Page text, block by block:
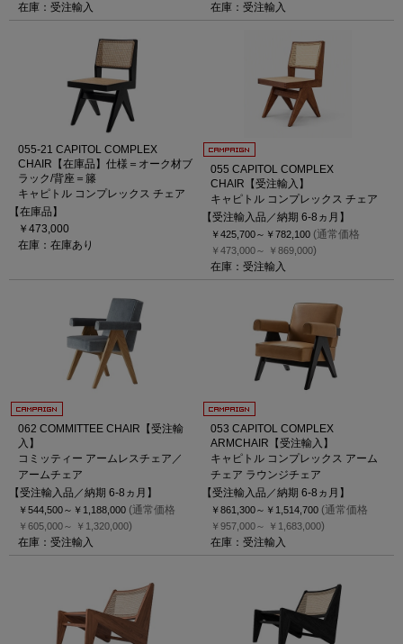
在庫：受注輸入
在庫：受注輸入
055-21 CAPITOL COMPLEX
CHAIR【在庫品】仕様＝オーク材ブ
ラック/背座＝籐
キャピトル コンプレックス チェア
【在庫品】
￥473,000
在庫：在庫あり
055 CAPITOL COMPLEX
CHAIR【受注輸入】
キャピトル コンプレックス チェア
【受注輸入品／納期 6-8ヵ月】
￥425,700～ ￥782,100 (通常価格
￥473,000～ ￥869,000)
在庫：受注輸入
062 COMMITTEE CHAIR【受注輸
入】
コミッティー アームレスチェア／
アームチェア
【受注輸入品／納期 6-8ヵ月】
￥544,500～ ￥1,188,000 (通常価格
￥605,000～ ￥1,320,000)
在庫：受注輸入
053 CAPITOL COMPLEX
ARMCHAIR【受注輸入】
キャピトル コンプレックス アーム
チェア ラウンジチェア
【受注輸入品／納期 6-8ヵ月】
￥861,300～ ￥1,514,700 (通常価格
￥957,000～ ￥1,683,000)
在庫：受注輸入